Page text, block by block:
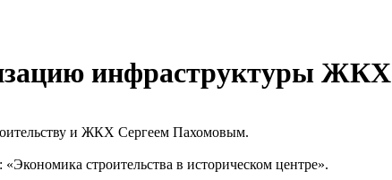
инфраструктуры ЖКХ
и ЖКХ Сергеем Пахомовым.
строительства в историческом центре».